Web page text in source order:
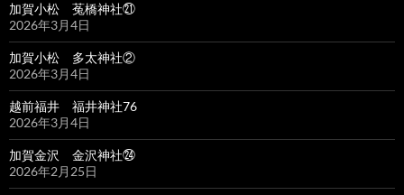
加賀小松 菟橋神社㉑
2026年3月4日
加賀小松 多太神社②
2026年3月4日
越前福井 福井神社76
2026年3月4日
加賀金沢 金沢神社㉔
2026年2月25日